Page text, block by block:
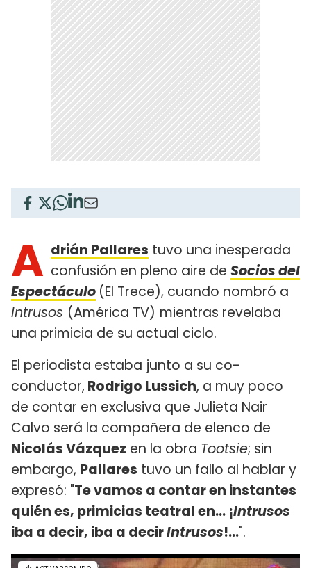
A drián Pallares tuvo una inesperada
confusión en pleno aire de Socios del
Espectáculo (El Trece), cuando nombró a
Intrusos (América TV) mientras revelaba
una primicia de su actual ciclo.
El periodista estaba junto a su co-
conductor, Rodrigo Lussich, a muy poco
de contar en exclusiva que Julieta Nair
Calvo será la compañera de elenco de
Nicolás Vázquez en la obra Tootsie; sin
embargo, Pallares tuvo un fallo al hablar y
expresó: "Te vamos a contar en instantes
quién es, primicias teatral en... ¡Intrusos
iba a decir, iba a decirIntrusos!...".